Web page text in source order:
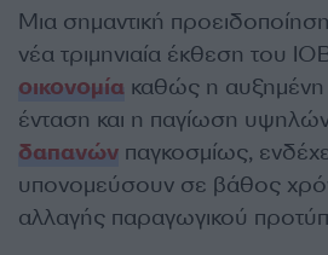
Μια σημαντική
νέα τριμηνιαία έκθεση του
οικονομία καθώς η αυξημένη
ένταση και η παγίωση
δαπανών παγκοσμίως,
υπονομεύσουν σε βάθος
αλλαγής παραγωγικού